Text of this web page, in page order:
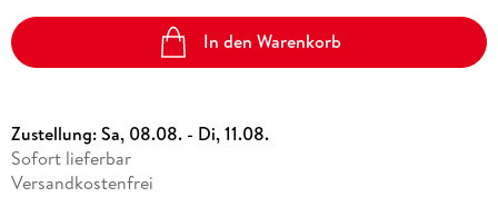
In den Warenkorb
Zustellung:Sa, 08.08. - Di, 11.08.
Sofort lieferbar
Versandkostenfrei